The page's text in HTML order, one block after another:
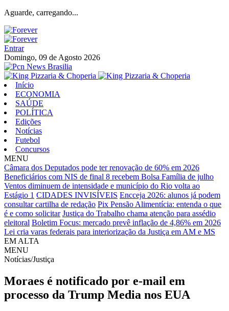
Aguarde, carregando...
Entrar
Domingo, 09 de Agosto 2026
Início
ECONOMIA
SAÚDE
POLÍTICA
Edições
Notícias
Futebol
Concursos
MENU
Câmara dos Deputados pode ter renovação de 60% em 2026
Beneficiários com NIS de final 8 recebem Bolsa Família de julho
Ventos diminuem de intensidade e município do Rio volta ao
Estágio 1 CIDADES INVISÍVEIS Encceja 2026: alunos já podem
consultar cartilha de redação Pix Pensão Alimentícia: entenda o que
é e como solicitar Justiça do Trabalho chama atenção para assédio
eleitoral Boletim Focus: mercado prevê inflação de 4,86% em 2026
Lei cria varas federais para interiorização da Justiça em AM e MS
EM ALTA
MENU
Notícias/Justiça
Moraes é notificado por e-mail em
processo da Trump Media nos EUA